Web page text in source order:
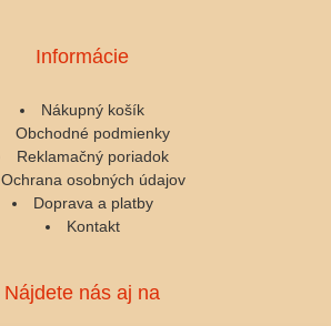
Informácie
Nákupný košík
Obchodné podmienky
Reklamačný poriadok
Ochrana osobných údajov
Doprava a platby
Kontakt
Nájdete nás aj na